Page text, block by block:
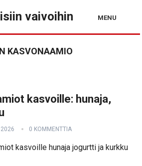
vaivoihin MENU
KASVONAAMIO
kasvoille: hunaja,
2026 0 KOMMENTTIA